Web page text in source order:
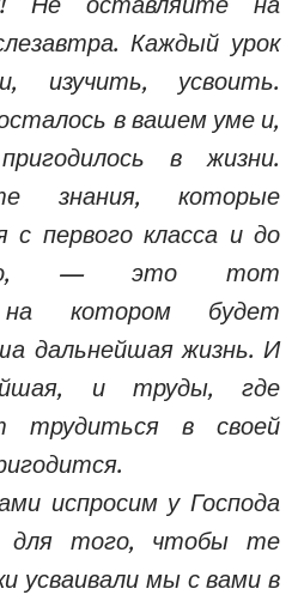
Каждый урок
изучить, усвоить.
в вашем уме и,
в жизни.
знания, которые
с первого класса и до
— это тот
котором будет
дальнейшая жизнь. И
и труды, где
трудиться в своей
испросим у Господа
для того, чтобы те
усваивали мы с вами в